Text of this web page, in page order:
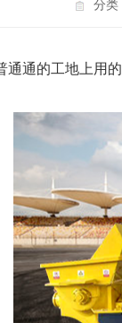
分类
通通的工地上用